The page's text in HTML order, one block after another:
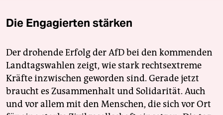
Die Engagierten stärken
Der drohende Erfolg der AfD bei den kommenden
Landtagswahlen zeigt, wie stark rechtsextreme
Kräfte inzwischen geworden sind. Gerade jetzt
braucht es Zusammenhalt und Solidarität. Auch
und vor allem mit den Menschen, die sich vor Ort